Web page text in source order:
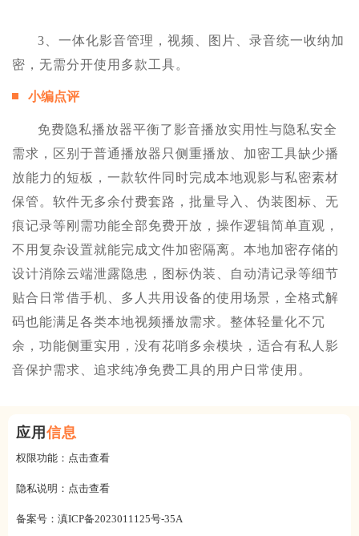
3、一体化影音管理，视频、图片、录音统一收纳加
密，无需分开使用多款工具。
小编点评
免费隐私播放器平衡了影音播放实用性与隐私安全
需求，区别于普通播放器只侧重播放、加密工具缺少播
放能力的短板，一款软件同时完成本地观影与私密素材
保管。软件无多余付费套路，批量导入、伪装图标、无
痕记录等刚需功能全部免费开放，操作逻辑简单直观，
不用复杂设置就能完成文件加密隔离。本地加密存储的
设计消除云端泄露隐患，图标伪装、自动清记录等细节
贴合日常借手机、多人共用设备的使用场景，全格式解
码也能满足各类本地视频播放需求。整体轻量化不冗
余，功能侧重实用，没有花哨多余模块，适合有私人影
音保护需求、追求纯净免费工具的用户日常使用。
应用 信息
权限功能： 点击查看
隐私说明： 点击查看
备案号： 滇ICP备2023011125号-35A